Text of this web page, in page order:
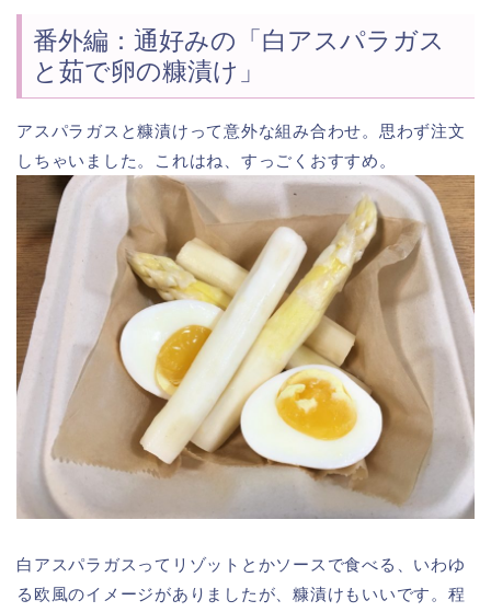
番外編：通好みの「白アスパラガス
と茹で卵の糠漬け」
アスパラガスと糠漬けって意外な組み合わせ。思わず注文
しちゃいました。これはね、すっごくおすすめ。
白アスパラガスってリゾットとかソースで食べる、いわゆ
る欧風のイメージがありましたが、糠漬けもいいです。程